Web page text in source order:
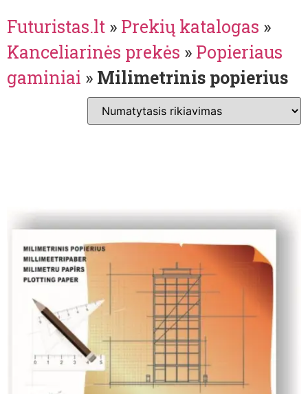
Futuristas.lt » Prekių katalogas »
Kanceliarinės prekės » Popieriaus
gaminiai » Milimetrinis popierius